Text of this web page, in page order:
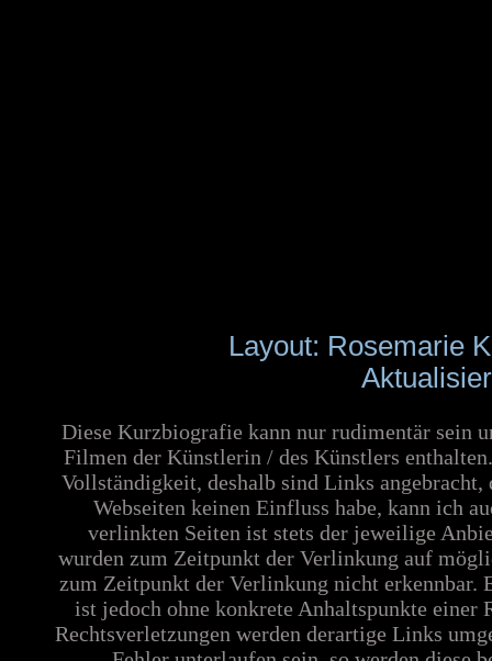
Layout: Rosemarie
Diese Kurzbiografie kann nur rudimentär sein
Filmen der Künstlerin / des Künstlers
Vollständigkeit, deshalb sind Links
Webseiten keinen Einfluss habe, kann ich
verlinkten Seiten ist stets der jeweilige
wurden zum Zeitpunkt der Verlinkung auf
zum Zeitpunkt der Verlinkung nicht
ist jedoch ohne konkrete Anhaltspunkte einer
Rechtsverletzungen werden derartige Links